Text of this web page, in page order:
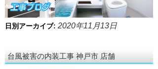
・排水が詰まったら
・悪臭調査
・ここに水栓がほしい
日別アーカイブ: 2020年11月13日
台風被害の内装工事 神戸市 店舗